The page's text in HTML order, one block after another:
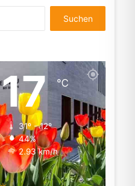
nach:
17 ℃
31º - 12º
44%
2.93 km/h